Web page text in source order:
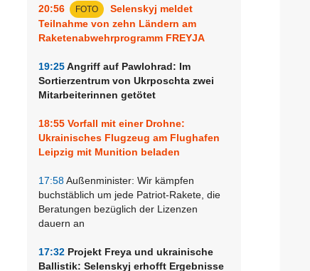
20:56 FOTO
Selenskyj meldet
Teilnahme von zehn Ländern am
Raketenabwehrprogramm FREYJA
19:25Angriff auf Pawlohrad: Im
Sortierzentrum von Ukrposchta zwei
Mitarbeiterinnen getötet
18:55 Vorfall mit einer Drohne:
Ukrainisches Flugzeug am Flughafen
Leipzig mit Munition beladen
17:58Außenminister: Wir kämpfen
buchstäblich um jede Patriot-Rakete, die
Beratungen bezüglich der Lizenzen
dauern an
17:32 Projekt Freya und ukrainische
Ballistik: Selenskyj erhofft Ergebnisse